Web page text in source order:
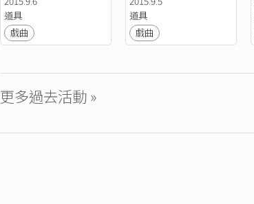
道具
戲曲
道具
戲曲
更多過去活動 »